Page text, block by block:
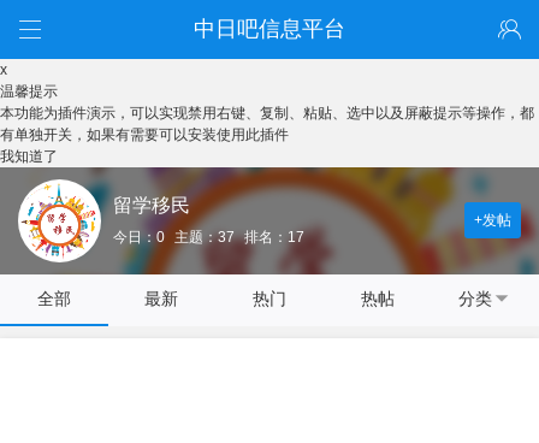
中日吧信息平台
x
温馨提示
本功能为插件演示，可以实现禁用右键、复制、粘贴、选中以及屏蔽提示等操作，都
有单独开关，如果有需要可以安装使用此插件
我知道了
留学移民
今日：0 主题：37 排名：17
+发帖
全部 最新 热门 热帖 分类